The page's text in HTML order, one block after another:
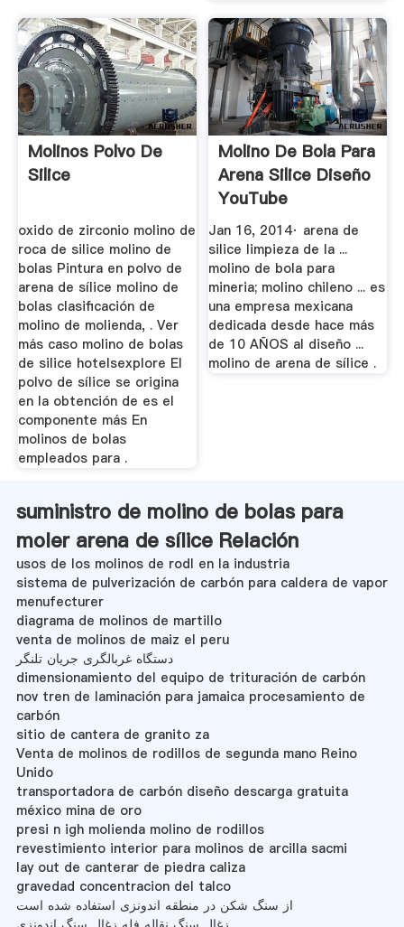
Molinos Polvo De
Silice
oxido de zirconio molino de
roca de silice molino de
bolas Pintura en polvo de
arena de sílice molino de
bolas clasificación de
molino de molienda, . Ver
más caso molino de bolas
de silice hotelsexplore El
polvo de sílice se origina
en la obtención de es el
componente más En
molinos de bolas
empleados para .
Molino De Bola Para
Arena Silice Diseño
YouTube
Jan 16, 2014· arena de
silice limpieza de la ...
molino de bola para
mineria; molino chileno ... es
una empresa mexicana
dedicada desde hace más
de 10 AÑOS al diseño ...
molino de arena de sílice .
suministro de molino de bolas para
moler arena de sílice Relación
usos de los molinos de rodl en la industria
sistema de pulverización de carbón para caldera de vapor
menufecturer
diagrama de molinos de martillo
venta de molinos de maiz el peru
دستگاه غربالگری جریان تلنگر
dimensionamiento del equipo de trituración de carbón
nov tren de laminación para jamaica procesamiento de
carbón
sitio de cantera de granito za
Venta de molinos de rodillos de segunda mano Reino
Unido
transportadora de carbón diseño descarga gratuita
méxico mina de oro
presi n igh molienda molino de rodillos
revestimiento interior para molinos de arcilla sacmi
lay out de canterar de piedra caliza
gravedad concentracion del talco
از سنگ شکن در منطقه اندونزی استفاده شده است